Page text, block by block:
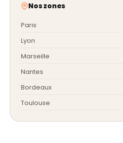
Nos zones
Paris
Lyon
Marseille
Nantes
Bordeaux
Toulouse